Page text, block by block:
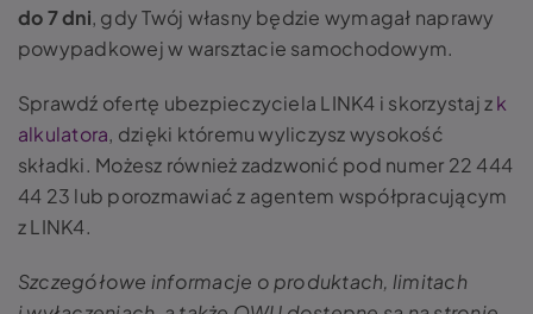
do 7 dni, gdy Twój własny będzie wymagał naprawy
powypadkowej w warsztacie samochodowym.
Sprawdź ofertę ubezpieczyciela LINK4 i skorzystaj zk
alkulatora, dzięki któremu wyliczysz wysokość
składki. Możesz również zadzwonić pod numer 22 444
44 23 lub porozmawiać z agentem współpracującym
z LINK4.
Szczegółowe informacje o produktach, limitach